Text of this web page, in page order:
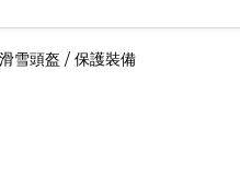
滑雪頭盔 / 保護裝備